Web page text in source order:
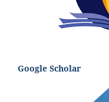
Google Scholar